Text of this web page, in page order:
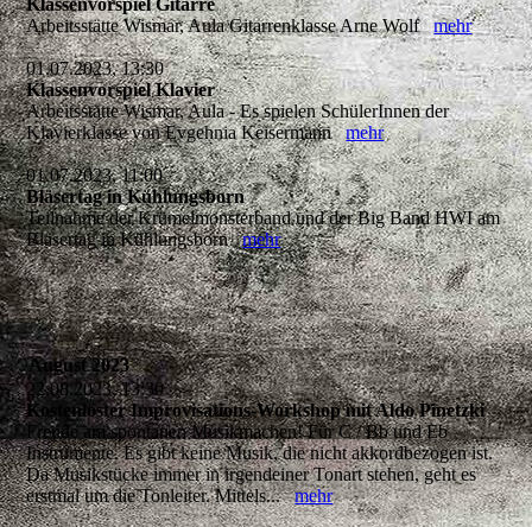
Klassenvorspiel Gitarre
Arbeitsstätte Wismar, Aula Gitarrenklasse Arne Wolfmehr
01.07.2023, 13:30
Klassenvorspiel Klavier
Arbeitsstätte Wismar, Aula - Es spielen SchülerInnen der
Klavierklasse von Evgehnia Keisermannmehr
01.07.2023, 11:00
Bläsertag in Kühlungsborn
Teilnahme der Krümelmonsterband und der Big Band HWI am
Bläsertag in Kühlungsbornmehr
August 2023
22.08.2023, 13:30
Kostenloster Improvisations-Workshop mit Aldo Pinetzki
Freude am spontanen Musikmachen! Für C / Bb und Eb
Instrumente. Es gibt keine Musik, die nicht akkordbezogen ist.
Da Musikstücke immer in irgendeiner Tonart stehen, geht es
erstmal um die Tonleiter. Mittels...mehr